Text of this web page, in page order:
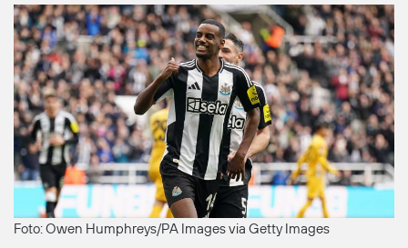
Foto: Owen Humphreys/PA Images via Getty Images